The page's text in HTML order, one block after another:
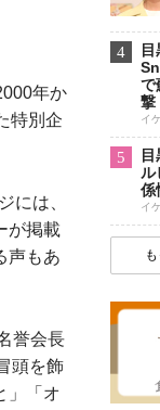
年か
特別企
には、
が掲載
声もあ
誉会長
頭を飾
」「オ
4
で
撃
イ
5
ル
係
イ